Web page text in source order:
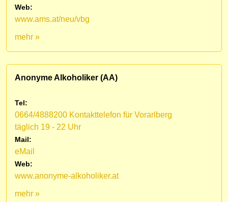
Web:
www.ams.at/neu/vbg
mehr »
Anonyme Alkoholiker (AA)
Tel:
0664/4888200 Kontakttelefon für Vorarlberg
täglich 19 - 22 Uhr
Mail:
eMail
Web:
www.anonyme-alkoholiker.at
mehr »